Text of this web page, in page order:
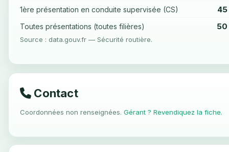
1ère présentation en conduite supervisée (CS) 45
Toutes présentations (toutes filières) 50
Source : data.gouv.fr — Sécurité routière.
Contact
Coordonnées non renseignées. Gérant ? Revendiquez la fiche.